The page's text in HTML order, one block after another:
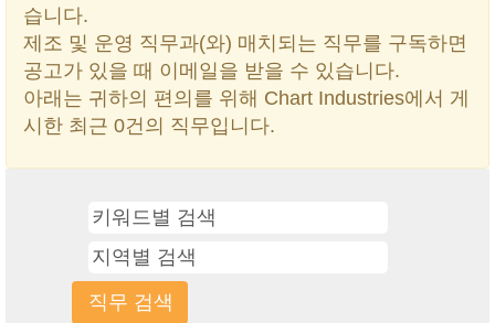
습니다.
제조 및 운영 직무과(와) 매치되는 직무를 구독하면
공고가 있을 때 이메일을 받을 수 있습니다.
아래는 귀하의 편의를 위해 Chart Industries에서 게
시한 최근 0건의 직무입니다.